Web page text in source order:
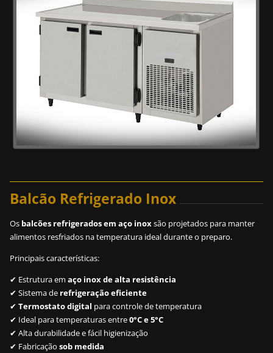
Balcão Refrigerado Inox
Os balcões refrigerados em aço inoxsão projetados para manter
alimentos resfriados na temperatura ideal durante o preparo.
Principais características:
✔ Estrutura emaço inox de alta resistência
✔ Sistema de refrigeração eficiente
✔Termostato digital para controle de temperatura
✔ Ideal para temperaturas entre0°C e 5°C
✔ Alta durabilidade e fácil higienização
✔ Fabricaçãosob medida